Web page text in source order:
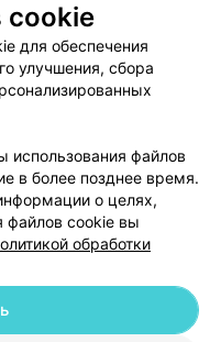
Способы оплаты
103.by
cookie
данных
| 220012, Республика Беларусь,
cookie
для обеспечения
улучшения, сбора
файлов
в более позднее время.
о целях,
файлов cookie вы
обработки